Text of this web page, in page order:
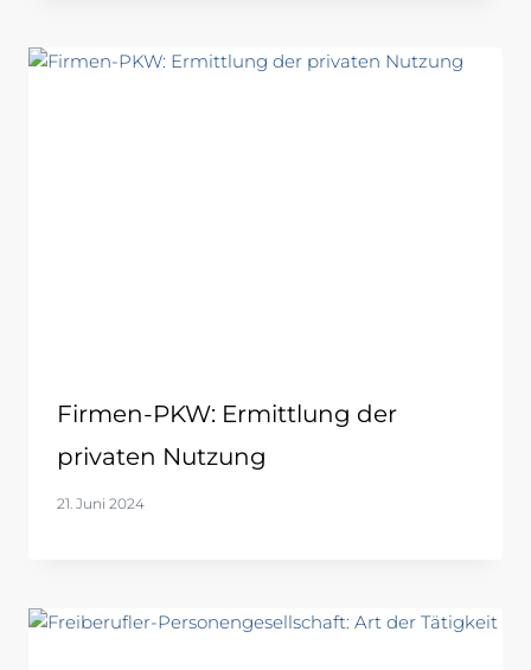
Firmen-PKW: Ermittlung der
privaten Nutzung
21. Juni 2024